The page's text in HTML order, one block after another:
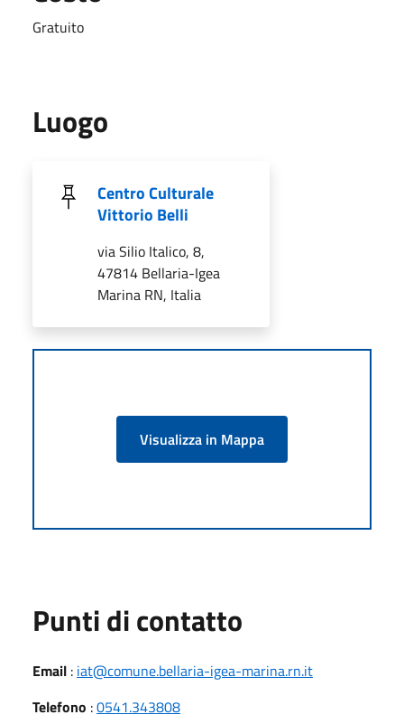
Gratuito
Luogo
Centro Culturale
Vittorio Belli
via Silio Italico, 8,
47814 Bellaria-Igea
Marina RN, Italia
Visualizza in Mappa
Punti di contatto
Email : iat@comune.bellaria-igea-marina.rn.it
Telefono :0541.343808